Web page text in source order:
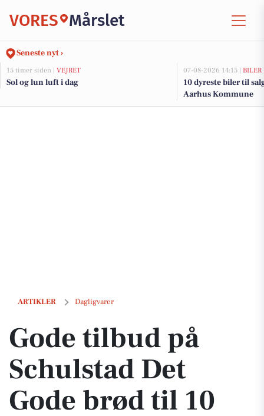
VORES Mårslet
Seneste nyt ›
15 timer siden | VEJRET
Sol og lun luft i dag
07-08-2026 14:15 | BILER
10 dyreste biler til
Aarhus Kommune
ARTIKLER Dagligvarer
Gode tilbud på Schulstad Det Gode brød til 10 kr. og Cheasy
Gode tilbud på
Schulstad Det
Gode brød til 10